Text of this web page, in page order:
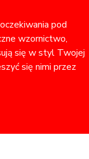
pod
wzornictwo,
się w styl Twojej
się nimi przez